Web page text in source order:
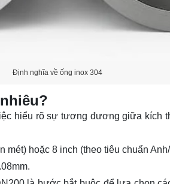
Định nghĩa về ống inox 304
hiểu rõ sự tương đương giữa kích
mét) hoặc 8 inch (theo tiêu chuẩn Anh/
.